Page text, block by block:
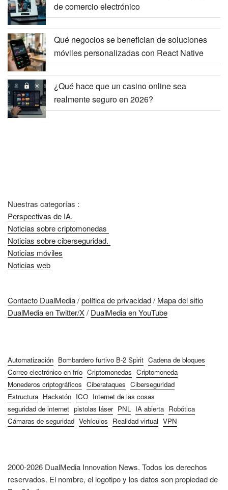
de comercio electrónico
Qué negocios se benefician de soluciones
móviles personalizadas con React Native
¿Qué hace que un casino online sea
realmente seguro en 2026?
Nuestras categorías :
Perspectivas de IA.
Noticias sobre criptomonedas
Noticias sobre ciberseguridad.
Noticias móviles
Noticias web
Contacto DualMedia/política de privacidad/ Mapa del sitio
DualMedia en Twitter/X/ DualMedia en YouTube
Automatización Bombardero furtivo B-2 Spirit Cadena de bloques
Correo electrónico en frío Criptomonedas Criptomoneda
Monederos criptográficos Ciberataques Ciberseguridad
Estructura Hackatón ICO Internet de las cosas
seguridad de internet pistolas láser PNL IA abierta Robótica
Cámaras de seguridad Vehículos Realidad virtual VPN
2000-2026 DualMedia Innovation News. Todos los derechos
reservados. El nombre, el logotipo y los datos son propiedad de